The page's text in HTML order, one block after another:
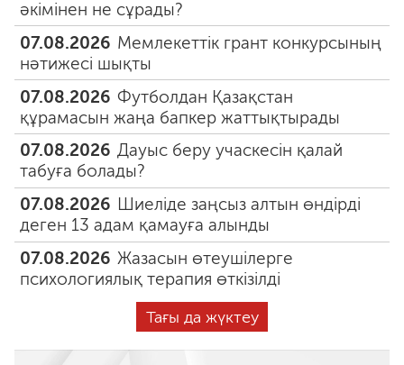
әкімінен не сұрады?
07.08.2026 Мемлекеттік грант конкурсының
нәтижесі шықты
07.08.2026 Футболдан Қазақстан
құрамасын жаңа бапкер жаттықтырады
07.08.2026 Дауыс беру учаскесін қалай
табуға болады?
07.08.2026 Шиеліде заңсыз алтын өндірді
деген 13 адам қамауға алынды
07.08.2026 Жазасын өтеушілерге
психологиялық терапия өткізілді
Тағы да жүктеу